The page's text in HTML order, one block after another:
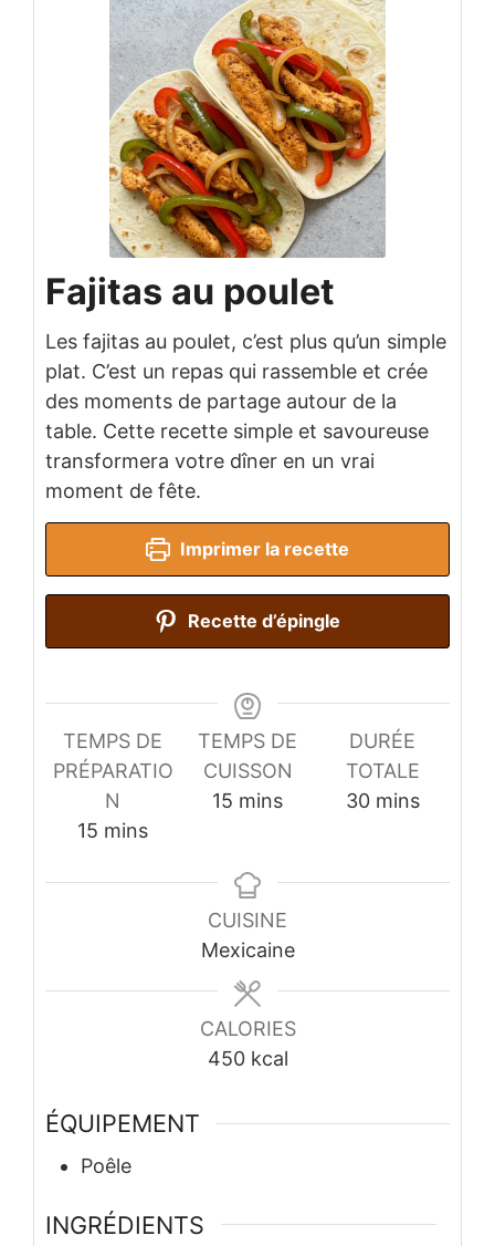
Fajitas au poulet
Les fajitas au poulet, c’est plus qu’un simple
plat. C’est un repas qui rassemble et crée
des moments de partage autour de la
table. Cette recette simple et savoureuse
transformera votre dîner en un vrai
moment de fête.
Imprimer la recette
Recette d’épingle
TEMPS DE
PRÉPARATIO
N
15 minutes
mins
TEMPS DE
CUISSON
15 minutes
mins
DURÉE
TOTALE
30minutes
mins
CUISINE
Mexicaine
CALORIES
450 kcal
ÉQUIPEMENT
Poêle
INGRÉDIENTS